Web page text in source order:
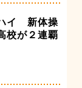
イ 新体操
校が２連覇